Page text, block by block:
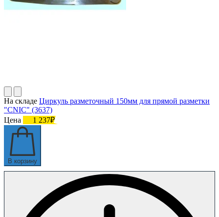
На складе Циркуль разметочный 150мм для прямой разметки
"CNIC" (3637)
Цена
1 237₽
В корзину